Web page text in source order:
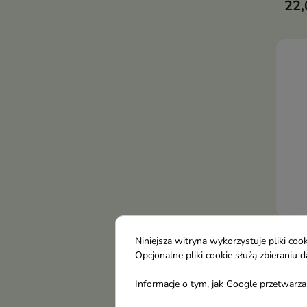
Niniejsza witryna wykorzystuje pliki
Opcjonalne pliki cookie służą
Informacje o tym, jak Google